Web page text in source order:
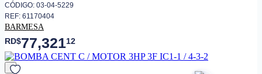
CÓDIGO: 03-04-5229
REF: 61170404
BARMESA
RD$77,32112